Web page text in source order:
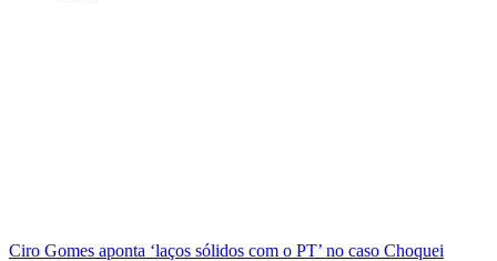
Ciro Gomes aponta ‘laços sólidos com o PT’ no caso Choquei